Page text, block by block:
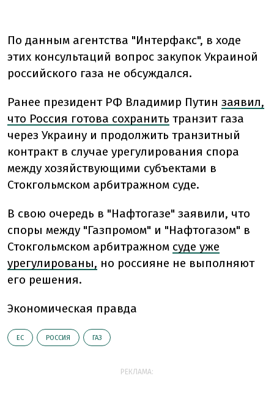
По данным агентства "Интерфакс", в ходе
этих консультаций вопрос закупок Украиной
российского газа не обсуждался.
Ранее президент РФ Владимир Путин заявил,
что Россия готова сохранить транзит газа
через Украину и продолжить транзитный
контракт в случае урегулирования спора
между хозяйствующими субъектами в
Стокгольмском арбитражном суде.
В свою очередь в "Нафтогазе" заявили, что
споры между "Газпромом" и "Нафтогазом" в
Стокгольмском арбитражном суде уже
урегулированы, но россияне не выполняют
его решения.
Экономическая правда
ЕС РОССИЯ ГАЗ
РЕКЛАМА: